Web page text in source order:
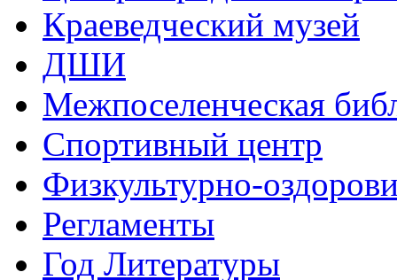
Краеведческий музей
ДШИ
Межпоселенческая
Спортивный центр
Физкультурно-
Регламенты
Год Литературы